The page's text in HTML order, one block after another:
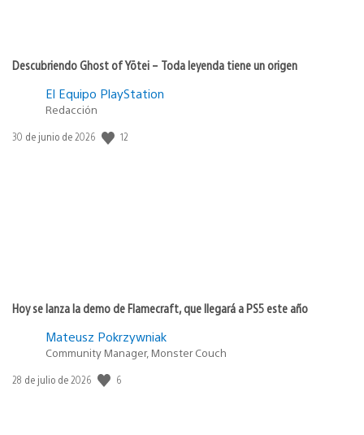
Descubriendo Ghost of Yōtei – Toda leyenda tiene un origen
El Equipo PlayStation
Redacción
Fecha
30 de junio de 2026 12
Hoy se lanza la demo de Flamecraft, que llegará a PS5 este año
Mateusz Pokrzywniak
Community Manager, Monster Couch
Fecha
28 de julio de 2026 6